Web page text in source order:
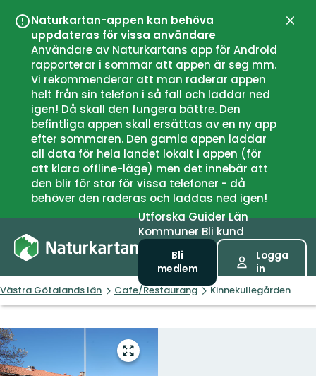
Naturkartan-appen kan behöva
uppdateras för vissa användare
Användare av Naturkartans app för Android
rapporterar i sommar att appen är seg mm.
Vi rekommenderar att man raderar appen
helt från sin telefon i så fall och laddar ned
igen! Då skall den fungera bättre. Den
befintliga appen skall ersättas av en ny app
efter sommaren. Den gamla appen laddar
all data för hela landet lokalt i appen (för
att klara offline-läge) men det innebär att
den blir för stor för vissa telefoner - då
behöver den raderas och laddas ned igen!
UtforskaGuiderLän
Kommuner Bli kund
Bli
medlem
Logga
in
Västra Götalands län Cafe/Restaurang Kinnekullegården
Gå
till